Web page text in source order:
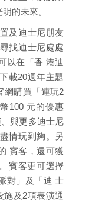
的未來。
及迪士尼朋友
找迪士尼處處
以在「香 港迪
載20週年主題
網購買「連玩2
100 元的優惠
與更多迪士尼
情玩到夠。另
賓客，還可獲
賓客更可選擇
對」及「迪 士
施及2項表演通